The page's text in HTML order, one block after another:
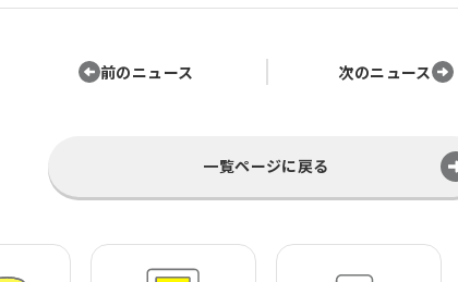
前のニュース 次のニュース
一覧ページに戻る